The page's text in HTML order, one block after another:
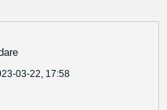
03-22, 17:58